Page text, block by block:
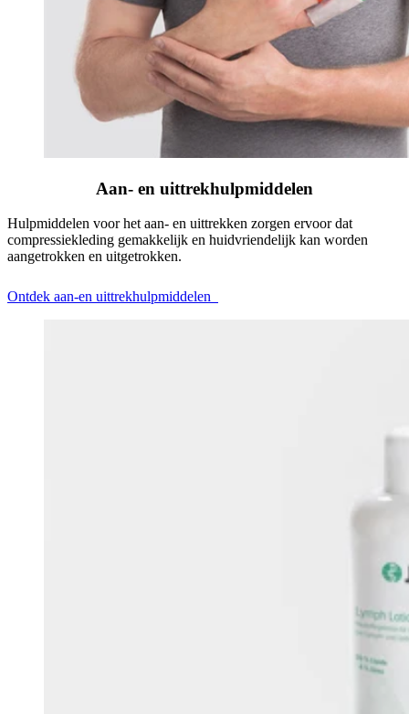
Aan- en uittrekhulpmiddelen
Hulpmiddelen voor het aan- en uittrekken zorgen ervoor dat
compressiekleding gemakkelijk en huidvriendelijk kan worden
aangetrokken en uitgetrokken.
Ontdek aan-en uittrekhulpmiddelen